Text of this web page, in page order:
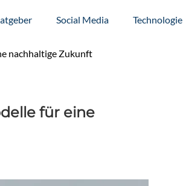
Social Media Technologie
nachhaltige Zukunft
für eine